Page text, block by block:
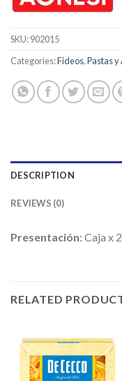
SKU:902015
Categories:Fideos,Pastas
DESCRIPTION
REVIEWS (0)
Presentación: Caja x
RELATED